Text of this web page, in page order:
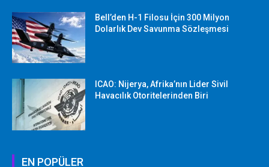
Bell’den H-1 Filosu İçin 300 Milyon
Dolarlık Dev Savunma Sözleşmesi
ICAO: Nijerya, Afrika’nın Lider Sivil
Havacılık Otoritelerinden Biri
EN POPÜLER